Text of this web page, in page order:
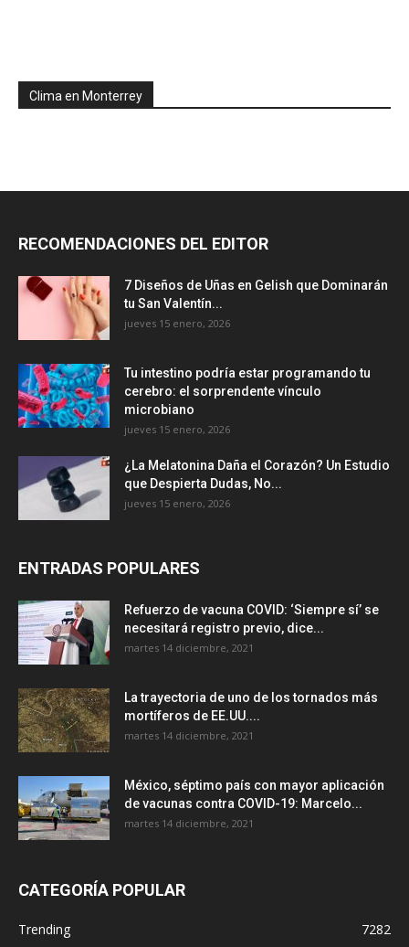
Clima en Monterrey
RECOMENDACIONES DEL EDITOR
7 Diseños de Uñas en Gelish que Dominarán
tu San Valentín...
jueves 15 enero, 2026
Tu intestino podría estar programando tu
cerebro: el sorprendente vínculo
microbiano
jueves 15 enero, 2026
¿La Melatonina Daña el Corazón? Un Estudio
que Despierta Dudas, No...
jueves 15 enero, 2026
ENTRADAS POPULARES
Refuerzo de vacuna COVID: ‘Siempre sí’ se
necesitará registro previo, dice...
martes 14 diciembre, 2021
La trayectoria de uno de los tornados más
mortíferos de EE.UU....
martes 14 diciembre, 2021
México, séptimo país con mayor aplicación
de vacunas contra COVID-19: Marcelo...
martes 14 diciembre, 2021
CATEGORÍA POPULAR
Trending
7282